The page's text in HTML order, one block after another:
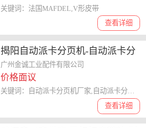
查看详细
关键词：法国MAFDEL,V形皮带
揭阳自动派卡分页机-自动派卡分
页机厂家-广州金诚(推荐商家)
广州金诚工业配件有限公司
价格面议
查看详细